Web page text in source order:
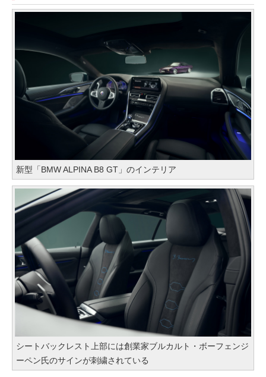
新型「BMW ALPINA B8 GT」のインテリア
シートバックレスト上部には創業家ブルカルト・ボーフェンジ
ーペン氏のサインが刺繍されている